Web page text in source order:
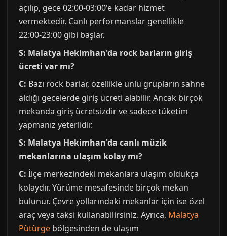
açılıp, gece 02:00-03:00'e kadar hizmet
vermektedir. Canlı performanslar genellikle
22:00-23:00 gibi başlar.
S: Malatya Hekimhan'da rock barların giriş
ücreti var mı?
C: Bazı rock barlar, özellikle ünlü grupların sahne
aldığı gecelerde giriş ücreti alabilir. Ancak birçok
mekanda giriş ücretsizdir ve sadece tüketim
yapmanız yeterlidir.
S: Malatya Hekimhan'da canlı müzik
mekanlarına ulaşım kolay mı?
C: İlçe merkezindeki mekanlara ulaşım oldukça
kolaydır. Yürüme mesafesinde birçok mekan
bulunur. Çevre yollarındaki mekanlar için ise özel
araç veya taksi kullanabilirsiniz. Ayrıca, Malatya
Pütürge bölgesinden de ulaşım